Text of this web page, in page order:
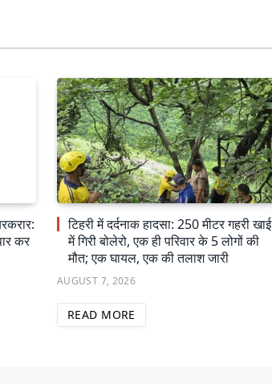
कर
टिहरी में दर्दनाक हादसा: 250 मीटर गहरी खाई
में गिरी बोलेरो, एक ही परिवार के 5 लोगों की
मौत; एक घायल, एक की तलाश जारी
AUGUST 7, 2026
READ MORE